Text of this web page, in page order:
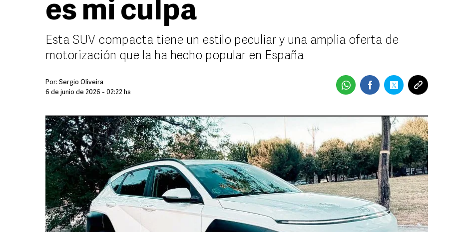
es mi culpa
Esta SUV compacta tiene un estilo peculiar y una amplia oferta de
motorización que la ha hecho popular en España
Por: Sergio Oliveira
6 de junio de 2026 - 02:22 hs